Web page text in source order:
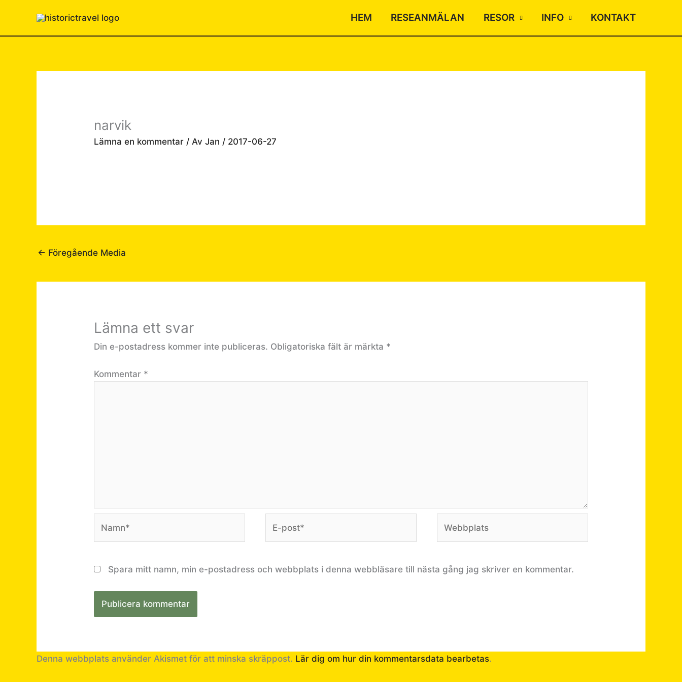
innehåll
HEM RESEANMÄLAN RESOR INFO KONTAKT
narvik
Lämna en kommentar / AvJan / 2017-06-27
← Föregående Media
Lämna ett svar
Din e-postadress kommer inte publiceras. Obligatoriska fält är märkta *
Kommentar *
post*
Spara mitt namn, min e-postadress och webbplats i denna webbläsare till nästa gång jag skriver en kommentar.
Denna webbplats använder Akismet för att minska skräppost. Lär dig om hur din kommentarsdata bearbetas.